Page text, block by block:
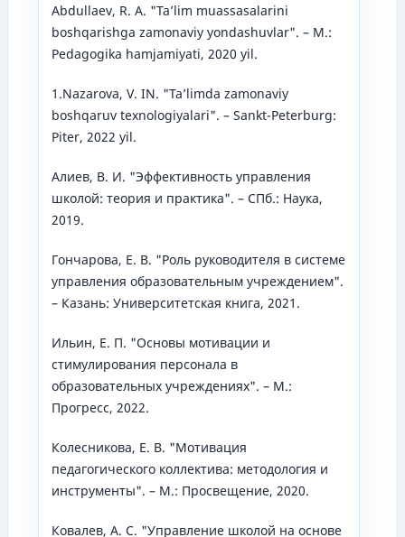
Abdullaev, R. A. "Ta’lim muassasalarini
boshqarishga zamonaviy yondashuvlar". – M.:
Pedagogika hamjamiyati, 2020 yil.
1.Nazarova, V. IN. "Ta’limda zamonaviy
boshqaruv texnologiyalari". – Sankt-Peterburg:
Piter, 2022 yil.
Алиев, В. И. "Эффективность управления
школой: теория и практика". – СПб.: Наука,
2019.
Гончарова, Е. В. "Роль руководителя в системе
управления образовательным учреждением".
– Казань: Университетская книга, 2021.
Ильин, Е. П. "Основы мотивации и
стимулирования персонала в
образовательных учреждениях". – М.:
Прогресс, 2022.
Колесникова, Е. В. "Мотивация
педагогического коллектива: методология и
инструменты". – М.: Просвещение, 2020.
Ковалев, А. С. "Управление школой на основе